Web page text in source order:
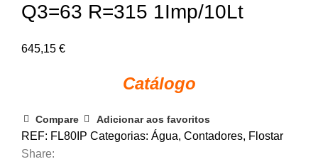
Q3=63 R=315 1Imp/10Lt
645,15 €
Catálogo
Compare Adicionar aos favoritos
REF: FL80IP Categorias: Água, Contadores, Flostar
Share: